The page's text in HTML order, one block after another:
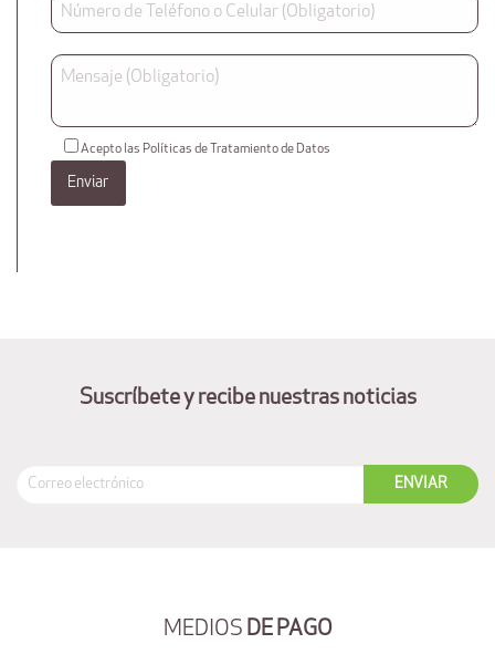
Acepto las Políticas de Tratamiento de Datos
Suscríbete y recibe nuestras noticias
MEDIOS DE PAGO